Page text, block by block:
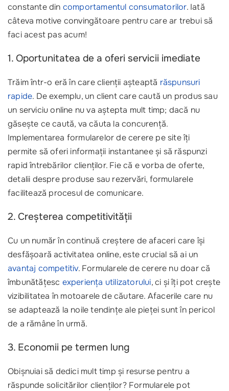
constante din comportamentul consumatorilor. Iată
câteva motive convingătoare pentru care ar trebui să
faci acest pas acum!
1. Oportunitatea de a oferi servicii imediate
Trăim într-o eră în care clienții așteaptă răspunsuri
rapide. De exemplu, un client care caută un produs sau
un serviciu online nu va aștepta mult timp; dacă nu
găsește ce caută, va căuta la concurență.
Implementarea formularelor de cerere pe site îți
permite să oferi informații instantanee și să răspunzi
rapid întrebărilor clienților. Fie că e vorba de oferte,
detalii despre produse sau rezervări, formularele
facilitează procesul de comunicare.
2. Creșterea competitivității
Cu un număr în continuă creștere de afaceri care își
desfășoară activitatea online, este crucial să ai un
avantaj competitiv. Formularele de cerere nu doar că
îmbunătățesc experiența utilizatorului, ci și îți pot crește
vizibilitatea în motoarele de căutare. Afacerile care nu
se adaptează la noile tendințe ale pieței sunt în pericol
de a rămâne în urmă.
3. Economii pe termen lung
Obișnuiai să dedici mult timp și resurse pentru a
răspunde solicitărilor clienților? Formularele pot